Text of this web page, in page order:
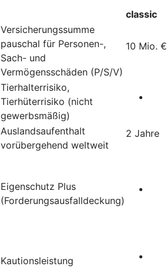
classic
Versicherungssumme
pauschal für Personen-,
Sach- und
Vermögensschäden (P/S/V)
10 Mio. €
Tierhalterrisiko,
Tierhüterrisiko (nicht
gewerbsmäßig)
Auslandsaufenthalt
vorübergehend weltweit
2 Jahre
Eigenschutz Plus
(Forderungsausfalldeckung)
Kautionsleistung